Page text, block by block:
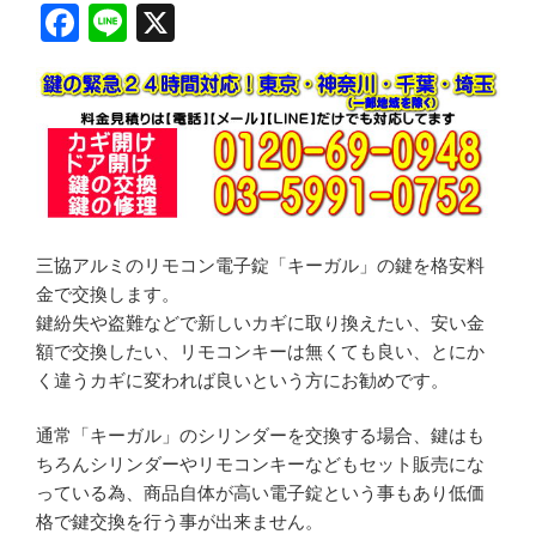
F
a
c
e
b
o
o
k
Li
n
e
三協アルミのリモコン電子錠「キーガル」の鍵を格安料
金で交換します。
鍵紛失や盗難などで新しいカギに取り換えたい、安い金
額で交換したい、リモコンキーは無くても良い、とにか
く違うカギに変われば良いという方にお勧めです。
通常「キーガル」のシリンダーを交換する場合、鍵はも
ちろんシリンダーやリモコンキーなどもセット販売にな
っている為、商品自体が高い電子錠という事もあり低価
格で鍵交換を行う事が出来ません。